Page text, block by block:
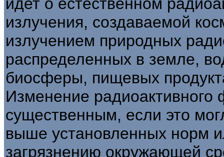
излучения, создаваемой
излучением природных
распределенных в земле,
биосферы, пищевых
Изменение радиоактивного
существенным, если это
выше установленных норм
загрязнению окружающей